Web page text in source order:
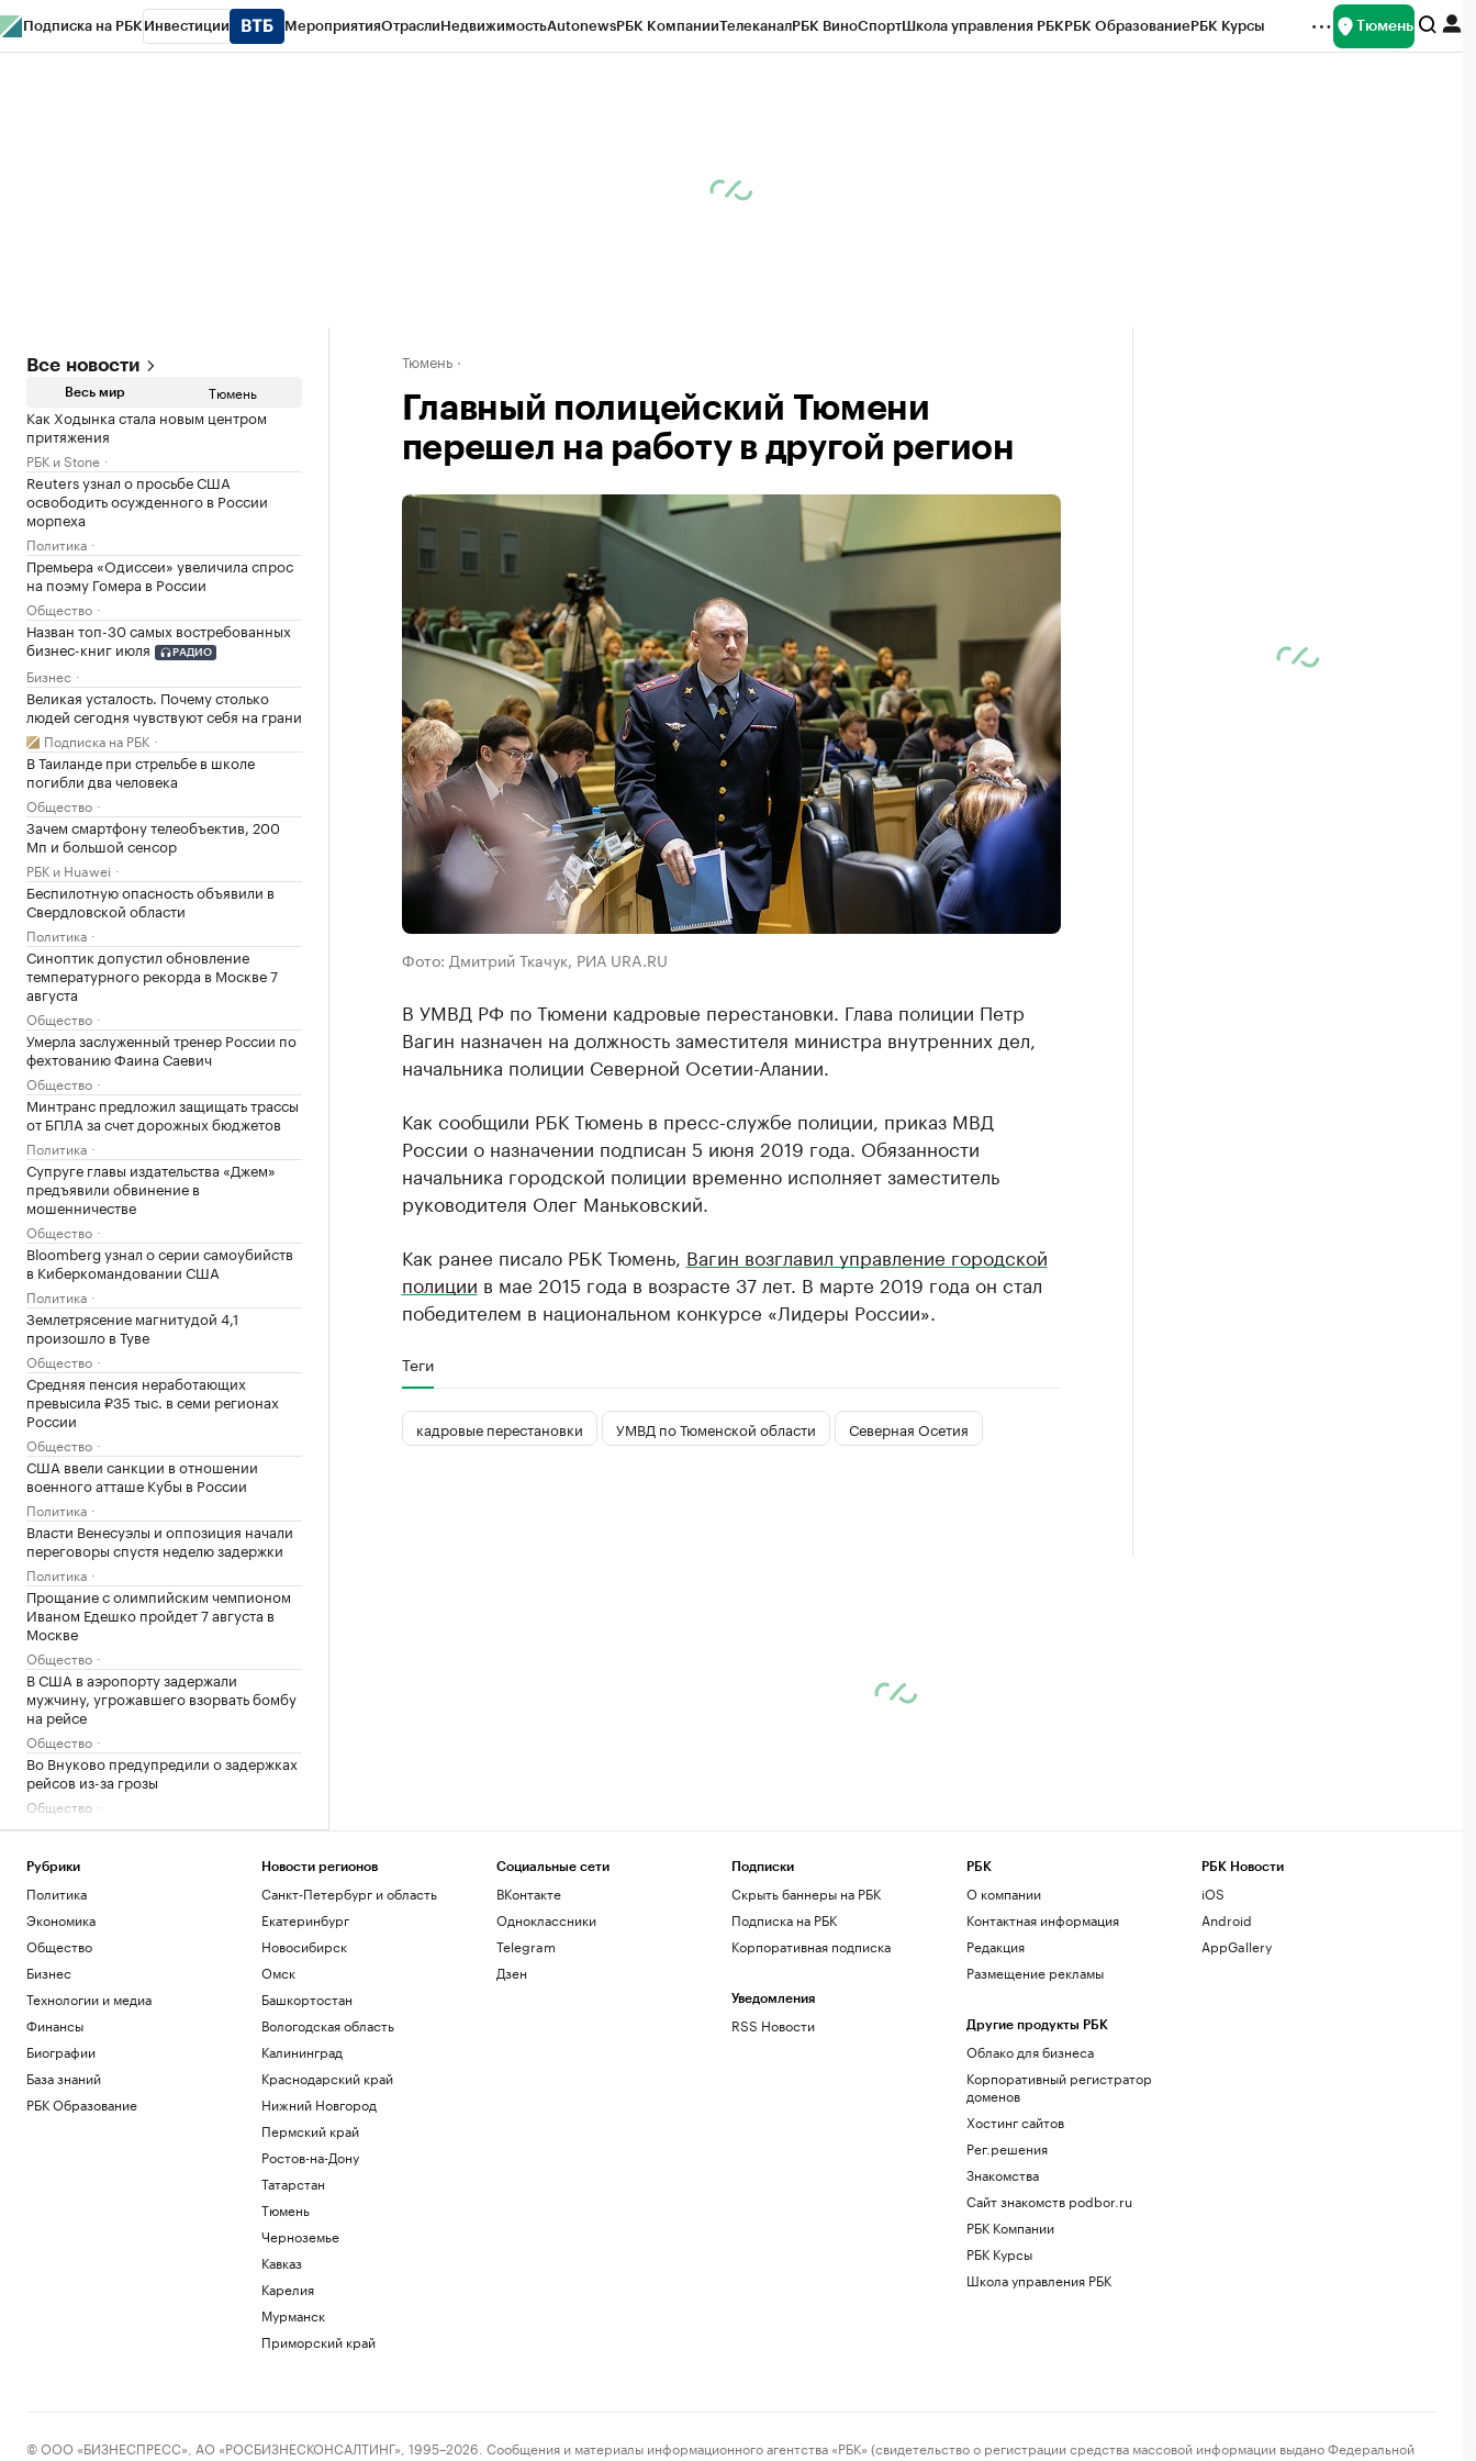
Подписка на РБК Инвестиции МероприятияОтраслиНедвижимостьAutonewsРБК КомпанииТелеканалРБК ВиноСпортШкола управления РБКРБК ОбразованиеРБК Курсы Тюмень
Все новости
Весь мир Тюмень
Как Ходынка стала новым центром
притяжения
РБК и Stone
Reuters узнал о просьбе США
освободить осужденного в России
морпеха
Политика
Премьера «Одиссеи» увеличила спрос
на поэму Гомера в России
Общество
Назван топ-30 самых востребованных
бизнес-книг июля
РАДИО
Бизнес
Великая усталость. Почему столько
людей сегодня чувствуют себя на грани
Подписка на РБК
В Таиланде при стрельбе в школе
погибли два человека
Общество
Зачем смартфону телеобъектив, 200
Мп и большой сенсор
РБК и Huawei
Беспилотную опасность объявили в
Свердловской области
Политика
Синоптик допустил обновление
температурного рекорда в Москве 7
августа
Общество
Умерла заслуженный тренер России по
фехтованию Фаина Саевич
Общество
Минтранс предложил защищать трассы
от БПЛА за счет дорожных бюджетов
Политика
Супруге главы издательства «Джем»
предъявили обвинение в
мошенничестве
Общество
Bloomberg узнал о серии самоубийств
в Киберкомандовании США
Политика
Землетрясение магнитудой 4,1
произошло в Туве
Общество
Средняя пенсия неработающих
превысила ₽35 тыс. в семи регионах
России
Общество
США ввели санкции в отношении
военного атташе Кубы в России
Политика
Власти Венесуэлы и оппозиция начали
переговоры спустя неделю задержки
Политика
Прощание с олимпийским чемпионом
Иваном Едешко пройдет 7 августа в
Москве
Общество
В США в аэропорту задержали
мужчину, угрожавшего взорвать бомбу
на рейсе
Общество
Во Внуково предупредили о задержках
рейсов из-за грозы
Общество
Тюмень
Главный полицейский Тюмени
перешел на работу в другой регион
Фото: Дмитрий Ткачук, РИА URA.RU
В УМВД РФ по Тюмени кадровые перестановки. Глава полиции Петр
Вагин назначен на должность заместителя министра внутренних дел,
начальника полиции Северной Осетии-Алании.
Как сообщили РБК Тюмень в пресс-службе полиции, приказ МВД
России о назначении подписан 5 июня 2019 года. Обязанности
начальника городской полиции временно исполняет заместитель
руководителя Олег Маньковский.
Как ранее писало РБК Тюмень, Вагин возглавил управление городской
полиции в мае 2015 года в возрасте 37 лет. В марте 2019 года он стал
победителем в национальном конкурсе «Лидеры России».
Теги
кадровые перестановки УМВД по Тюменской области Северная Осетия
Рубрики
Политика
Экономика
Общество
Бизнес
Технологии и медиа
Финансы
Биографии
База знаний
РБК Образование
Новости регионов
Санкт-Петербург и область
Екатеринбург
Новосибирск
Омск
Башкортостан
Вологодская область
Калининград
Краснодарский край
Нижний Новгород
Пермский край
Ростов-на-Дону
Татарстан
Тюмень
Черноземье
Кавказ
Карелия
Мурманск
Приморский край
Социальные сети
ВКонтакте
Одноклассники
Telegram
Дзен
Подписки
Скрыть баннеры на РБК
Подписка на РБК
Корпоративная подписка
Уведомления
RSS Новости
РБК
О компании
Контактная информация
Редакция
Размещение рекламы
Другие продукты РБК
Облако для бизнеса
Корпоративный регистратор
доменов
Хостинг сайтов
Рег.решения
Знакомства
Сайт знакомств podbor.ru
РБК Компании
РБК Курсы
Школа управления РБК
РБК Новости
iOS
Android
AppGallery
© ООО «БИЗНЕСПРЕСС», АО «РОСБИЗНЕСКОНСАЛТИНГ», 1995–2026. Сообщения и материалы информационного агентства «РБК» (свидетельство о регистрации средства массовой информации выдано Федеральной